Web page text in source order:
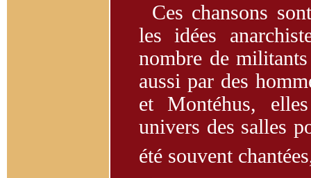
Ces chansons
les idées
nombre de
aussi par des
et Montéhus,
univers des salles
été souvent